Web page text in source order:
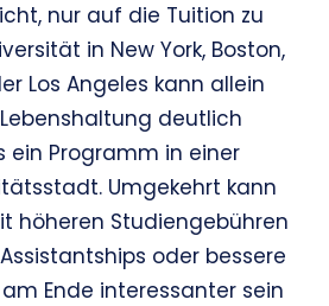
nur auf die Tuition zu
in New York, Boston,
Los Angeles kann allein
deutlich
ein Programm in einer
Umgekehrt kann
höheren Studiengebühren
oder bessere
Ende interessanter sein